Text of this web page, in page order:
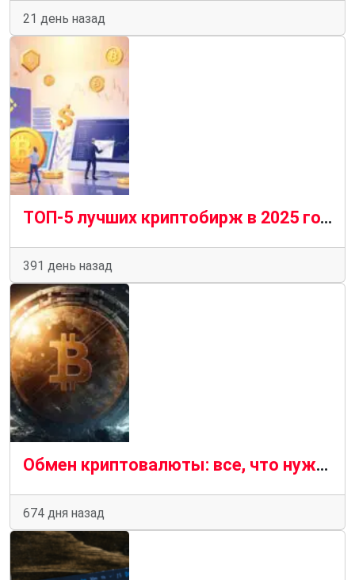
21 день назад
ТОП-5 лучших криптобирж в 2025 году: что выбрать трейдеру?
391 день назад
Обмен криптовалюты: все, что нужно знать
674 дня назад